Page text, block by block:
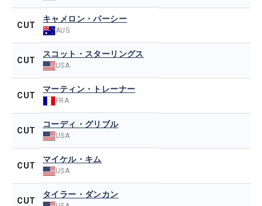
CUT
キャメロン・パーシー
AUS
CUT
スコット・スターリングス
USA
CUT
マーティン・トレーナー
FRA
CUT
コーディ・グリブル
USA
CUT
マイケル・キム
USA
CUT
タイラー・ダンカン